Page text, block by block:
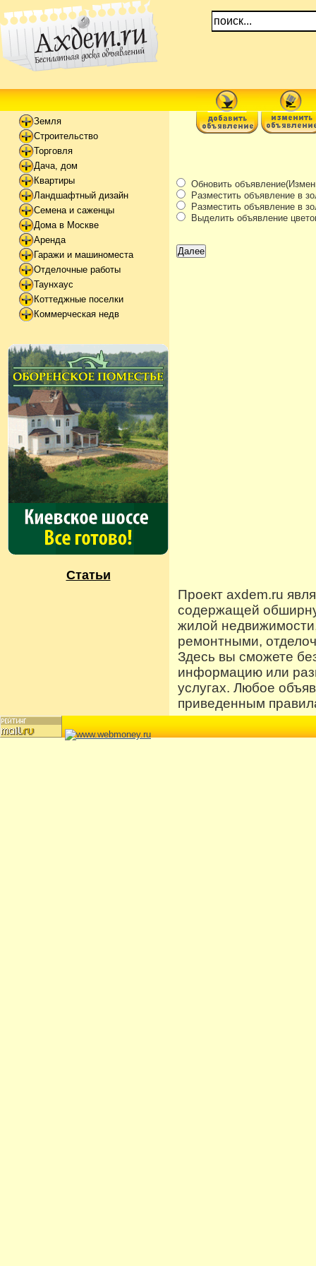
Земля
Строительство
Торговля
Дача, дом
Квартиры
Ландшафтный дизайн
Семена и саженцы
Дома в Москве
Аренда
Гаражи и машиноместа
Отделочные работы
Таунхаус
Коттеджные поселки
Коммерческая недв
Статьи
Обновить
Разместить объявление в
Разместить объявление в
Выделить объявление
Проект axdem.ru
содержащей
жилой
ремонтными,
Здесь вы сможете
информацию или
услугах. Любое
приведенным